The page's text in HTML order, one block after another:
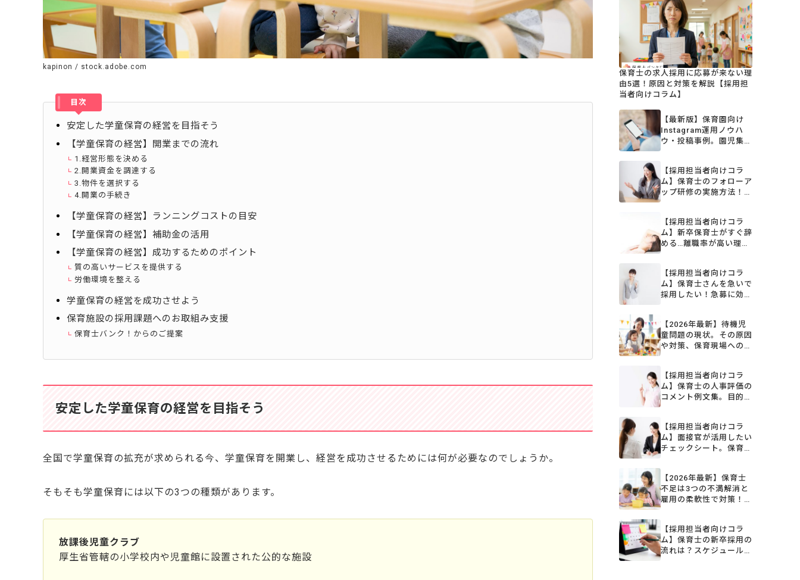
kapinon / stock.adobe.com
目次
安定した学童保育の経営を目指そう
【学童保育の経営】開業までの流れ
1.経営形態を決める
2.開業資金を調達する
3.物件を選択する
4.開業の手続き
【学童保育の経営】ランニングコストの目安
【学童保育の経営】補助金の活用
【学童保育の経営】成功するためのポイント
質の高いサービスを提供する
労働環境を整える
学童保育の経営を成功させよう
保育施設の採用課題へのお取組み支援
保育士バンク！からのご提案
安定した学童保育の経営を目指そう
全国で学童保育の拡充が求められる今、学童保育を開業し、経営を成功させるためには何が必要なのでしょうか。
そもそも学童保育には以下の3つの種類があります。
放課後児童クラブ
厚生省管轄の小学校内や児童館に設置された公的な施設
保育士の求人採用に応募が来ない理
由5選！原因と対策を解説【採用担
当者向けコラム】
【最新版】保育園向け
Instagram運用ノウハ
ウ・投稿事例。園児集客
【採用担当者向けコラ
ム】保育士のフォローア
ップ研修の実施方法！目
【採用担当者向けコラ
ム】新卒保育士がすぐ辞
める…離職率が高い理由
【採用担当者向けコラ
ム】保育士さんを急いで
採用したい！急募に効果
【2026年最新】待機児
童問題の現状。その原因
や対策、保育現場への影
【採用担当者向けコラ
ム】保育士の人事評価の
コメント例文集。目的や
【採用担当者向けコラ
ム】面接官が活用したい
チェックシート。保育士
【2026年最新】保育士
不足は3つの不満解消と
雇用の柔軟性で対策！現
【採用担当者向けコラ
ム】保育士の新卒採用の
流れは？スケジュールと